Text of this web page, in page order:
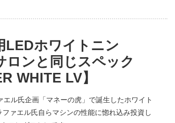
LEDホワイトニン
ロンと同じスペック
WHITE LV】
エル氏企画「マネーの虎」で誕生したホワイト
ファエル氏自らマシンの性能に惚れ込み投資し